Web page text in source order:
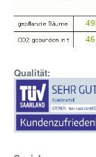
Qualität: